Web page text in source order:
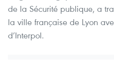
de la Sécurité publique, a
la ville française de Lyon
d’Interpol.